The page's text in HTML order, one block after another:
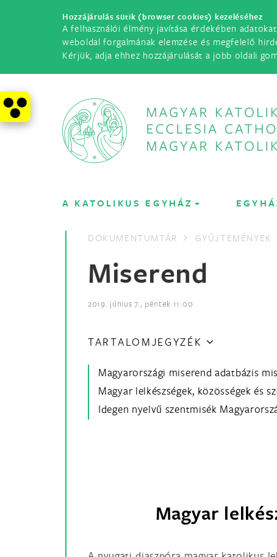
Hozzájárulás sütik (browser cookies) kezeléséhez
A felhasználói élmény javítása érdekében
weboldal forgalmának elemzése és megfelelő
Kérjük, adja ehhez hozzájárulását a jobb oldali
A KATOLIKUS EGYHÁZ
DOKUMENTUMTÁR GYŰJTEMÉNYEK
Miserend
2019. június 7., péntek 11:00
TARTALOMJEGYZÉK
Magyarországi miserend adatbázis
Magyar lelkészségek, közösségek és
Idegen nyelvű szentmisék
Magyar